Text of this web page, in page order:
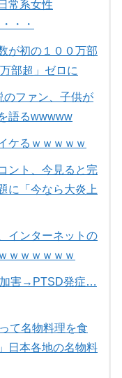
常系女性
・・
が初の１００万部
部超」ゼロに
のファン、子供が
語るwwwww
ケるｗｗｗｗｗ
ント、今見ると完
に「今なら大炎上
インターネットの
ｗｗｗｗｗｗ
加害→PTSD発症…
て名物料理を食
日本各地の名物料